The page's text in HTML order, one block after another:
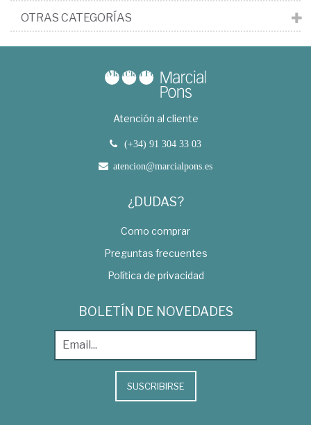
OTRAS CATEGORÍAS
Atención al cliente
(+34) 91 304 33 03
atencion@marcialpons.es
¿DUDAS?
Como comprar
Preguntas frecuentes
Política de privacidad
BOLETÍN DE NOVEDADES
SUSCRIBIRSE